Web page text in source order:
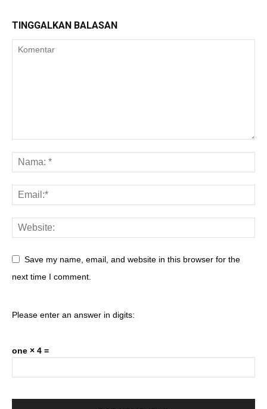
TINGGALKAN BALASAN
Save my name, email, and website in this browser for the
next time I comment.
Please enter an answer in digits:
one × 4 =